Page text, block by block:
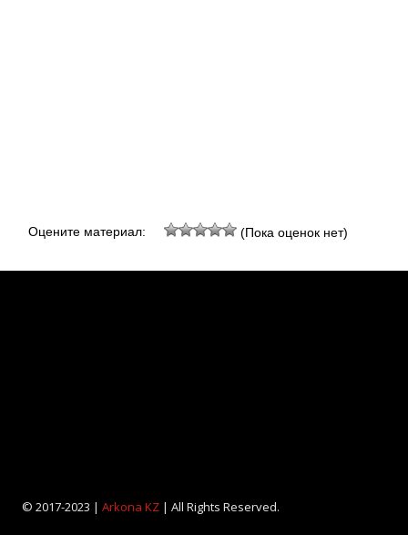
Оцените материал: (Пока оценок нет)
© 2017-2023 | Arkona KZ| All Rights Reserved.